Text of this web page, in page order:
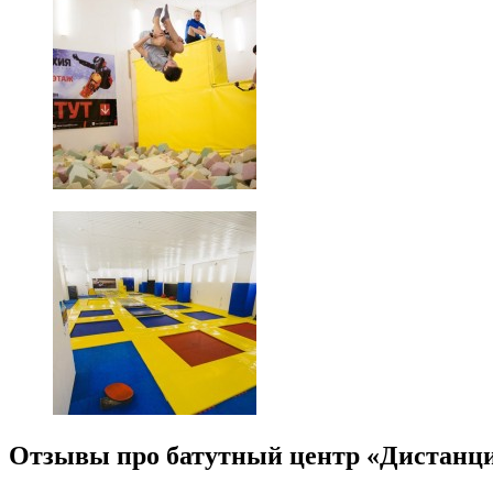
Отзывы про батутный центр